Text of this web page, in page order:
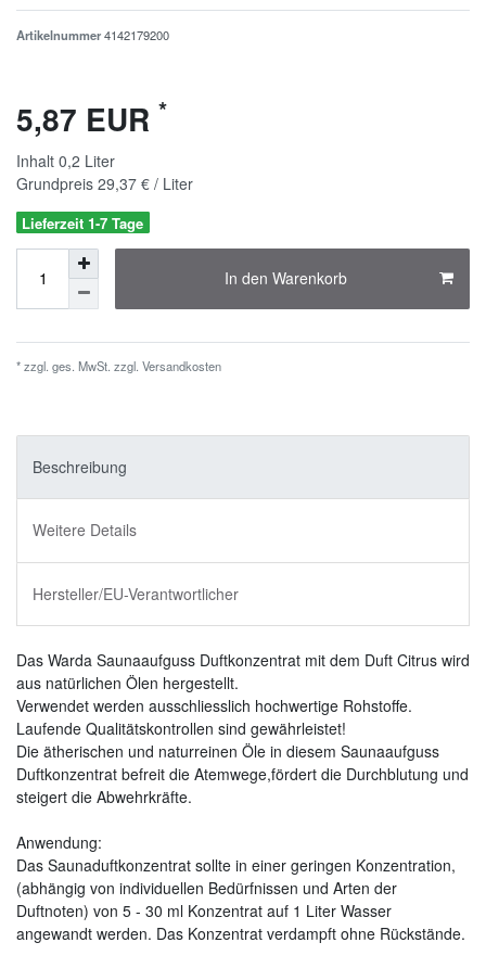
Artikelnummer4142179200
5,87 EUR *
Inhalt 0,2 Liter
Grundpreis 29,37 € / Liter
Lieferzeit 1-7 Tage
In den Warenkorb
* zzgl. ges. MwSt. zzgl. Versandkosten
Beschreibung
Weitere Details
Hersteller/EU-Verantwortlicher
Das Warda Saunaaufguss Duftkonzentrat mit dem Duft Citrus wird
aus natürlichen Ölen hergestellt.
Verwendet werden ausschliesslich hochwertige Rohstoffe.
Laufende Qualitätskontrollen sind gewährleistet!
Die ätherischen und naturreinen Öle in diesem Saunaaufguss
Duftkonzentrat befreit die Atemwege,fördert die Durchblutung und
steigert die Abwehrkräfte.
Anwendung:
Das Saunaduftkonzentrat sollte in einer geringen Konzentration,
(abhängig von individuellen Bedürfnissen und Arten der
Duftnoten) von 5 - 30 ml Konzentrat auf 1 Liter Wasser
angewandt werden. Das Konzentrat verdampft ohne Rückstände.